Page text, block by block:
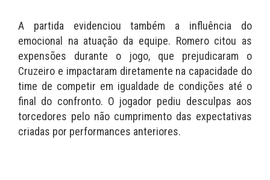
A partida evidenciou também a influência do
emocional na atuação da equipe. Romero citou as
expensões durante o jogo, que prejudicaram o
Cruzeiro e impactaram diretamente na capacidade do
time de competir em igualdade de condições até o
final do confronto. O jogador pediu desculpas aos
torcedores pelo não cumprimento das expectativas
criadas por performances anteriores.